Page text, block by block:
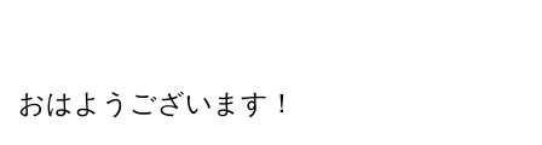
おはようございます！